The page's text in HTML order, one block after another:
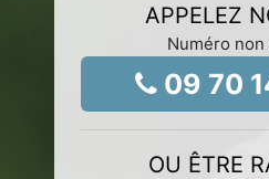
APPELEZ
Numéro
09 70
OU ÊTRE